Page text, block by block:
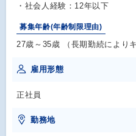
・社会人経験：12年以下
募集年齢(年齢制限理由)
27歳～35歳 （長期勤続により
雇用形態
正社員
勤務地